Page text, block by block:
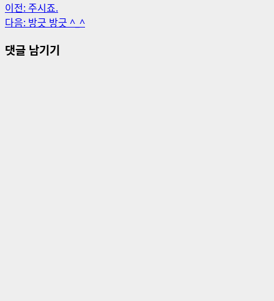
게
시
물
이전: 주시죠.
다음: 방긋 방긋 ^_^
댓글 남기기